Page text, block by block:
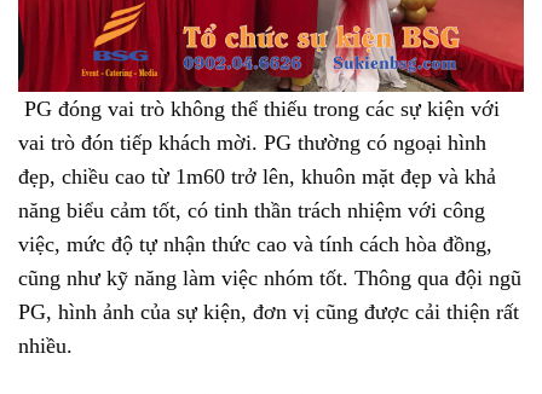
PG đóng vai trò không thể thiếu trong các sự kiện với
vai trò đón tiếp khách mời. PG thường có ngoại hình
đẹp, chiều cao từ 1m60 trở lên, khuôn mặt đẹp và khả
năng biểu cảm tốt, có tinh thần trách nhiệm với công
việc, mức độ tự nhận thức cao và tính cách hòa đồng,
cũng như kỹ năng làm việc nhóm tốt. Thông qua đội ngũ
PG, hình ảnh của sự kiện, đơn vị cũng được cải thiện rất
nhiều.